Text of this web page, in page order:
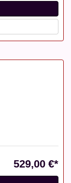
529,00 €*